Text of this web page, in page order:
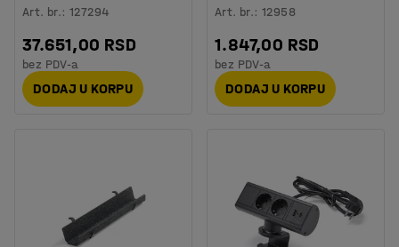
Art. br.:127294
37.651,00 RSD
bez PDV-a
DODAJ U KORPU
Art. br.:12958
1.847,00 RSD
bez PDV-a
DODAJ U KORPU